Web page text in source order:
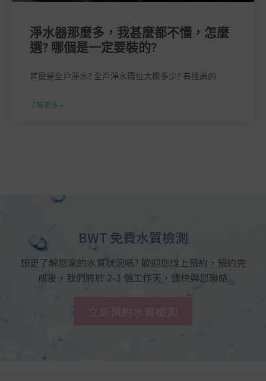
淨水器那麼多，我甚麼都不懂，怎麼
選? 哪個是一定要裝的?
甚麼是全戶淨水? 全戶淨水價位大概多少? 有推薦的
了解更多 »
BWT 免費水質檢測
想更了解您家的水質狀況嗎? 歡迎您線上預約，預約完
成後，我們將於 2-3 個工作天，儘快與您聯絡
立即預約水質檢測